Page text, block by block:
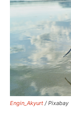
Engin_Akyurt / Pixabay